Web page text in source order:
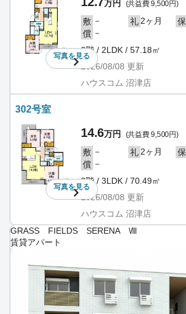
写真を見る
万円 (共益費 9,500円)
敷 － 礼 2ヶ月 保
償 －
3階 / 2LDK / 57.18㎡
2026/08/08 更新
ハウスコム 沼津店
302号室
写真を見る
14.6万円 (共益費 9,500円)
敷 － 礼 2ヶ月 保
償 －
3階 / 3LDK / 70.49㎡
2026/08/08 更新
ハウスコム 沼津店
GRASS FIELDS SERENA Ⅷ
賃貸アパート